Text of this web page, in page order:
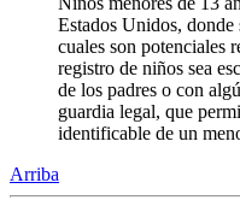
Estados Unidos,
cuales son potenciales
registro de niños sea
de los padres o con
guardia legal, que
identificable de un
Arriba